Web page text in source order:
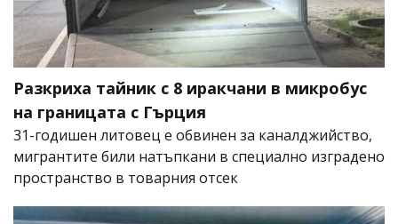
Разкриха тайник с 8 иракчани в микробус
на границата с Гърция
31-годишен литовец е обвинен за каналджийство,
мигрантите били натъпкани в специално изградено
пространство в товарния отсек